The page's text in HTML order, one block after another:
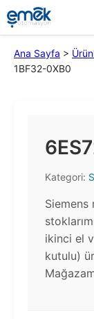
Ana Sayfa >
1BF32-0XB0
Kategori:
Siemens
ikinci el
kutulu)